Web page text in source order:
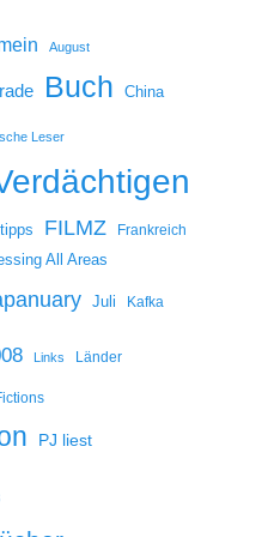
August
Buch China
Leser
FILMZ
Frankreich
All Areas
Juli Kafka
Links Länder
PJ liest